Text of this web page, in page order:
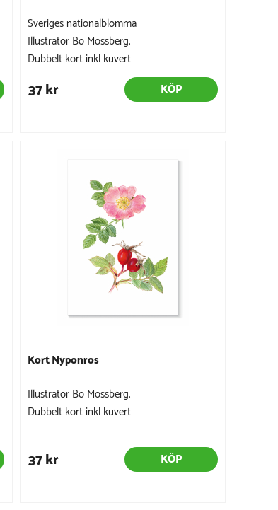
Sveriges nationalblomma
Illustratör Bo Mossberg.
Dubbelt kort inkl kuvert
37 kr KÖP
Kort Nyponros
Illustratör Bo Mossberg.
Dubbelt kort inkl kuvert
37 kr KÖP